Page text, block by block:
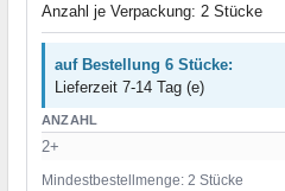
Anzahl je Verpackung: 2 Stücke
auf Bestellung 6 Stücke:
Lieferzeit 7-14 Tag (e)
ANZAHL
2+
Mindestbestellmenge: 2 Stücke